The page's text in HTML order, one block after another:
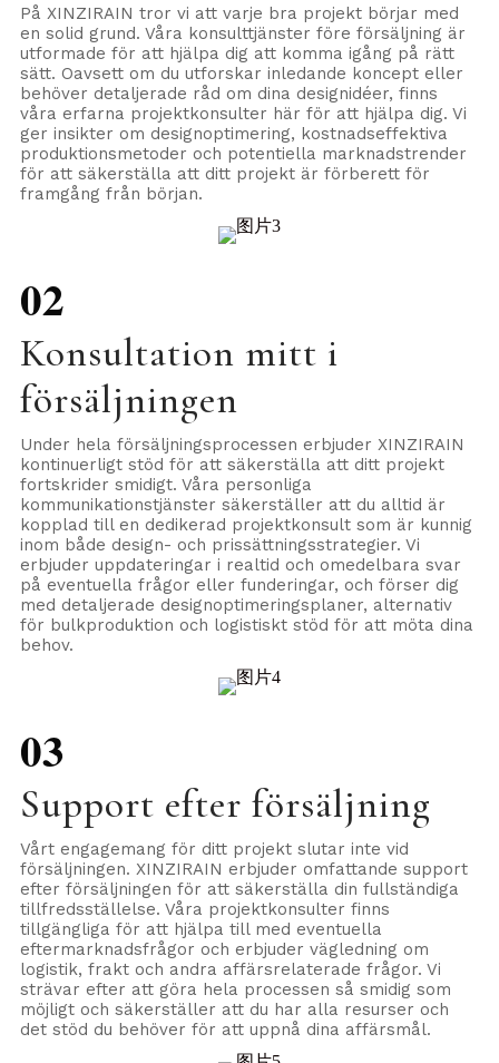
På XINZIRAIN tror vi att varje bra projekt börjar med
en solid grund. Våra konsulttjänster före försäljning är
utformade för att hjälpa dig att komma igång på rätt
sätt. Oavsett om du utforskar inledande koncept eller
behöver detaljerade råd om dina designidéer, finns
våra erfarna projektkonsulter här för att hjälpa dig. Vi
ger insikter om designoptimering, kostnadseffektiva
produktionsmetoder och potentiella marknadstrender
för att säkerställa att ditt projekt är förberett för
framgång från början.
02
Konsultation mitt i
försäljningen
Under hela försäljningsprocessen erbjuder XINZIRAIN
kontinuerligt stöd för att säkerställa att ditt projekt
fortskrider smidigt. Våra personliga
kommunikationstjänster säkerställer att du alltid är
kopplad till en dedikerad projektkonsult som är kunnig
inom både design- och prissättningsstrategier. Vi
erbjuder uppdateringar i realtid och omedelbara svar
på eventuella frågor eller funderingar, och förser dig
med detaljerade designoptimeringsplaner, alternativ
för bulkproduktion och logistiskt stöd för att möta dina
behov.
03
Support efter försäljning
Vårt engagemang för ditt projekt slutar inte vid
försäljningen. XINZIRAIN erbjuder omfattande support
efter försäljningen för att säkerställa din fullständiga
tillfredsställelse. Våra projektkonsulter finns
tillgängliga för att hjälpa till med eventuella
eftermarknadsfrågor och erbjuder vägledning om
logistik, frakt och andra affärsrelaterade frågor. Vi
strävar efter att göra hela processen så smidig som
möjligt och säkerställer att du har alla resurser och
det stöd du behöver för att uppnå dina affärsmål.